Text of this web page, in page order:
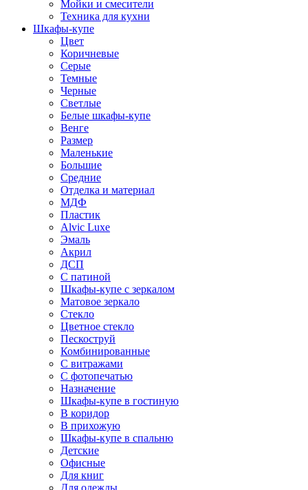
Мойки и смесители
Техника для кухни
Шкафы-купе
Цвет
Коричневые
Серые
Темные
Черные
Светлые
Белые шкафы-купе
Венге
Размер
Маленькие
Большие
Средние
Отделка и материал
МДФ
Пластик
Alvic Luxe
Эмаль
Акрил
ДСП
С патиной
Шкафы-купе с зеркалом
Матовое зеркало
Стекло
Цветное стекло
Пескоструй
Комбинированные
С витражами
С фотопечатью
Назначение
Шкафы-купе в гостиную
В коридор
В прихожую
Шкафы-купе в спальню
Детские
Офисные
Для книг
Для одежды